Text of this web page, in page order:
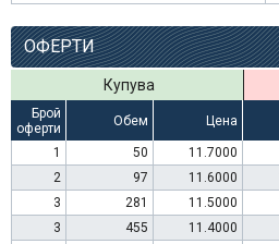
ОФЕРТИ
Купува
Брой
оферти
Обем Цена
1
50 11.7000
2
97 11.6000
3
281 11.5000
3
455 11.4000